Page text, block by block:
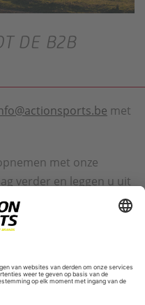
DE B2B
met
met onze
verder en leggen u uit